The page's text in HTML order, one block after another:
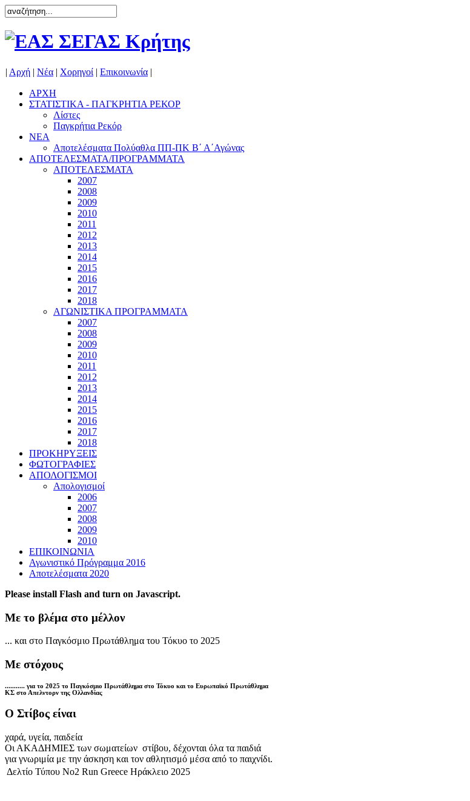
| Αρχή | Νέα | Χορηγοί | Επικοινωνία |
ΑΡΧΗ
ΣΤΑΤΙΣΤΙΚΑ - ΠΑΓΚΡΗΤΙΑ ΡΕΚΟΡ
Λίστες
Παγκρήτια Ρεκόρ
ΝΕΑ
Αποτελέσματα Πολύαθλα ΠΠ-ΠΚ Β΄ Α΄Αγώνας
ΑΠΟΤΕΛΕΣΜΑΤΑ/ΠΡΟΓΡΑΜΜΑΤΑ
ΑΠΟΤΕΛΕΣΜΑΤΑ
2007
2008
2009
2010
2011
2012
2013
2014
2015
2016
2017
2018
ΑΓΩΝΙΣΤΙΚΑ ΠΡΟΓΡΑΜΜΑΤΑ
2007
2008
2009
2010
2011
2012
2013
2014
2015
2016
2017
2018
ΠΡΟΚΗΡΥΞΕΙΣ
ΦΩΤΟΓΡΑΦΙΕΣ
ΑΠΟΛΟΓΙΣΜΟΙ
Απολογισμοί
2006
2007
2008
2009
2010
ΕΠΙΚΟΙΝΩΝΙΑ
Αγωνιστικό Πρόγραμμα 2016
Αποτελέσματα 2020
Please install Flash and turn on Javascript.
Με το βλέμα στο μέλλον
... και στο Παγκόσμιο Πρωτάθλημα του Τόκυο το 2025
Με στόχους
........... για το 2025 το Παγκόσμιο Πρωτάθλημα στο Τόκυο και το Ευρωπαϊκό Πρωτάθλημα
ΚΣ στο Απελντορν της Ολλανδίας
Ο Στίβος είναι
χαρά, υγεία, παιδεία
Οι ΑΚΑΔΗΜΙΕΣ των σωματείων στίβου, δέχονται όλα τα παιδιά
για γνωριμία με την άσκηση και τον αθλητισμό μέσα από το παιχνίδι.
Δελτίο Τύπου Νο2 Run Greece Ηράκλειο 2025